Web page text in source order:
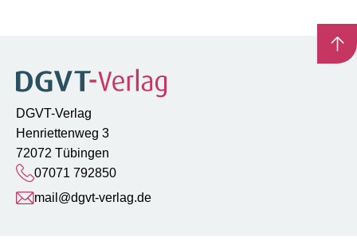
DGVT-Verlag
Henriettenweg 3
72072 Tübingen
07071 792850
mail@dgvt-verlag.de